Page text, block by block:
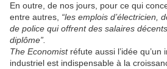
En outre, de nos jours, pour ce qui
entre autres, “les emplois d’électricien,
de police qui offrent des salaires
diplôme”.
The Economistréfute aussi l’idée qu’un
industriel est indispensable à la